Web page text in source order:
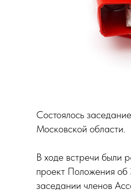
Состоялось
Московской области.
В ходе встречи были
проект Положения
заседании членов